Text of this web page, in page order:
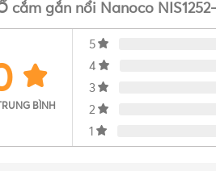
cắm gắn nổi Nanoco
BÌNH
5
4
3
2
1